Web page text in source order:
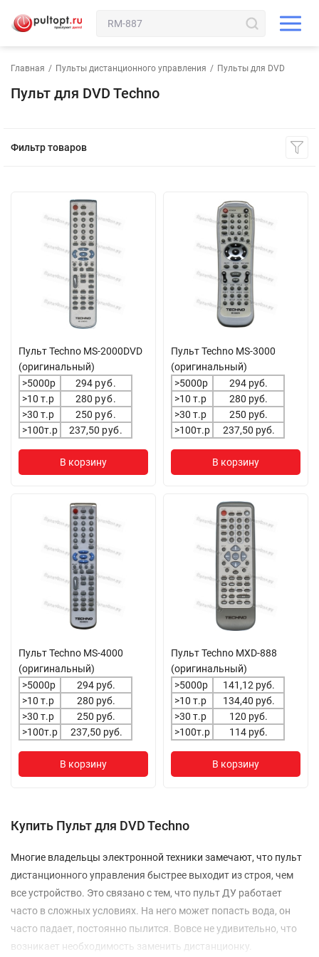
Главная / Пульты дистанционного управления / Пульты для DVD
Пульт для DVD Techno
Фильтр товаров
Пульт Techno MS-2000DVD
(оригинальный)
>5000р
294 руб.
>10 т.р
280 руб.
>30 т.р
250 руб.
>100т.р
237,50 руб.
В корзину
Пульт Techno MS-3000
(оригинальный)
>5000р
294 руб.
>10 т.р
280 руб.
>30 т.р
250 руб.
>100т.р
237,50 руб.
В корзину
Пульт Techno MS-4000
(оригинальный)
>5000р
294 руб.
>10 т.р
280 руб.
>30 т.р
250 руб.
>100т.р
237,50 руб.
В корзину
Пульт Techno MXD-888
(оригинальный)
>5000р
141,12 руб.
>10 т.р
134,40 руб.
>30 т.р
120 руб.
>100т.р
114 руб.
В корзину
Купить Пульт для DVD Techno
Многие владельцы электронной техники замечают, что пульт
дистанционного управления быстрее выходит из строя, чем
все устройство. Это связано с тем, что пульт ДУ работает
часто в сложных условиях. На него может попасть вода, он
часто падает, постоянно пылится. Вовсе не удивительно, что
возникает необходимость заменить дистанционку.